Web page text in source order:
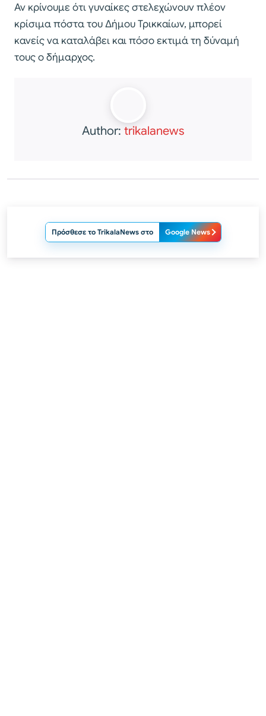
Αν κρίνουμε ότι γυναίκες στελεχώνουν πλέον
κρίσιμα πόστα του Δήμου Τρικκαίων, μπορεί
κανείς να καταλάβει και πόσο εκτιμά τη δύναμή
τους ο δήμαρχος.
Author: trikalanews
Πρόσθεσε το TrikalaNews στο Google News